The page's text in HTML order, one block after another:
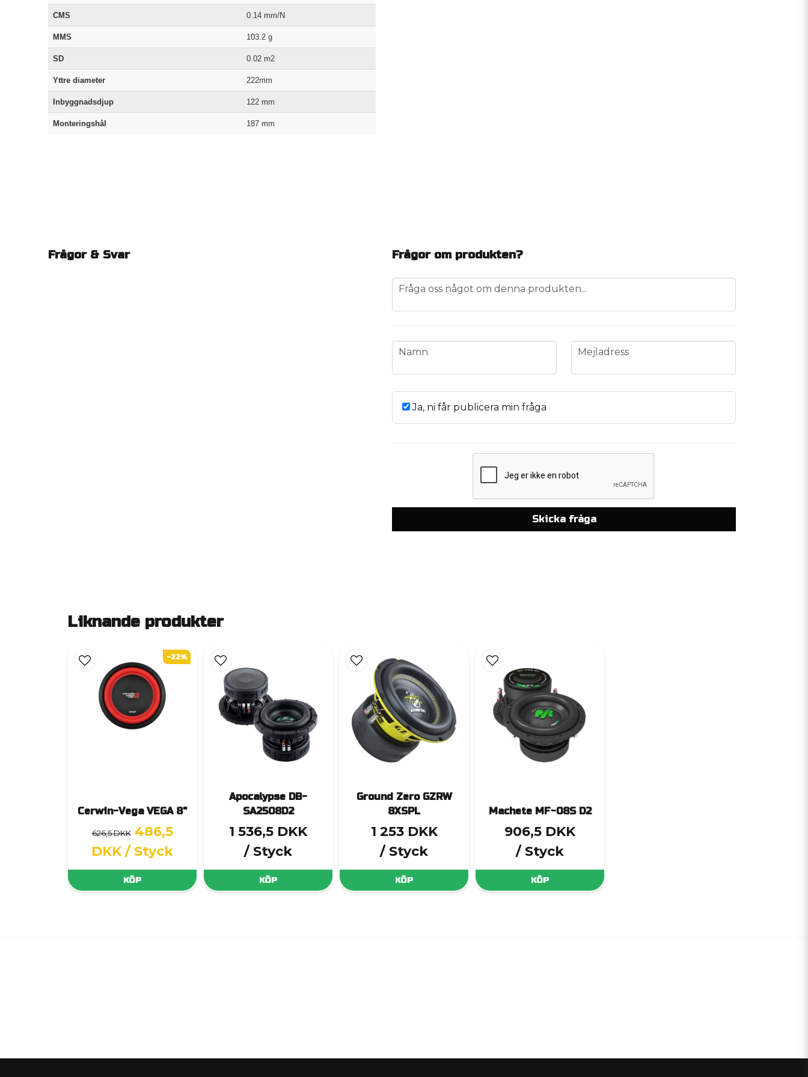
CMS 0.14 mm/N
MMS 103.2 g
SD 0.02 m2
Yttre diameter 222mm
Inbyggnadsdjup 122 mm
Monteringshål 187 mm
Frågor & Svar Frågor om produkten?
question
Fråga oss något om denna produkten...
name
Namn email
Mejladress
Ja, ni får publicera min fråga
Skicka fråga
Liknande produkter
Cerwin-Vega VEGA 8"
626,5 DKK 486,5
DKK / Styck
KÖP
-22%
Apocalypse DB-
SA2508D2
1 536,5 DKK
/ Styck
KÖP
Ground Zero GZRW
8XSPL
1 253 DKK
/ Styck
KÖP
Machete MF-08S D2
906,5 DKK
/ Styck
KÖP